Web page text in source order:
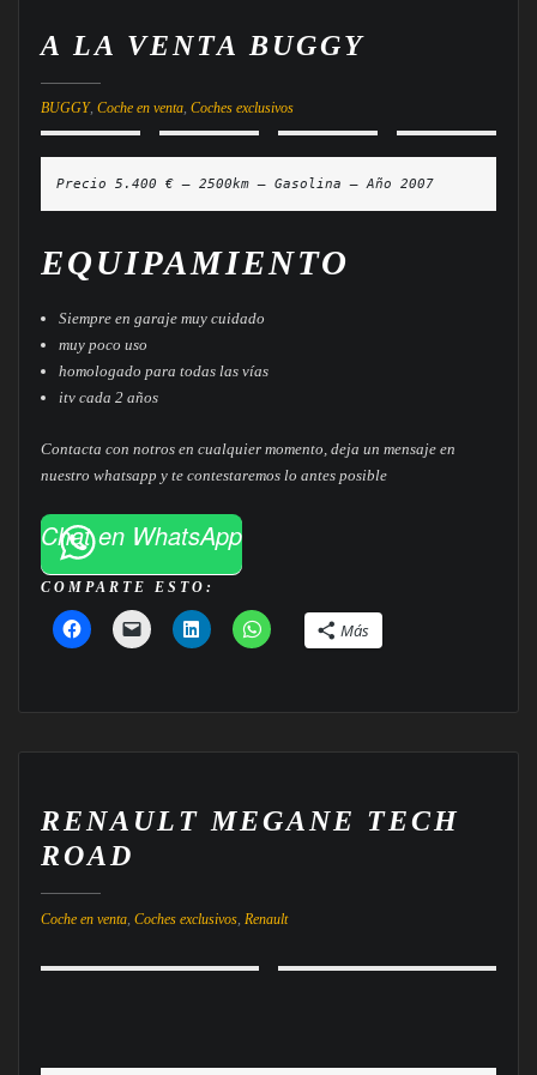
A LA VENTA BUGGY
BUGGY, Coche en venta, Coches exclusivos
Precio 5.400 € — 2500km — Gasolina — Año 2007
EQUIPAMIENTO
Siempre en garaje muy cuidado
muy poco uso
homologado para todas las vías
itv cada 2 años
Contacta con notros en cualquier momento, deja un mensaje en
nuestro whatsapp y te contestaremos lo antes posible
Chat en WhatsApp
COMPARTE ESTO:
Más
RENAULT MEGANE TECH
ROAD
Coche en venta, Coches exclusivos, Renault